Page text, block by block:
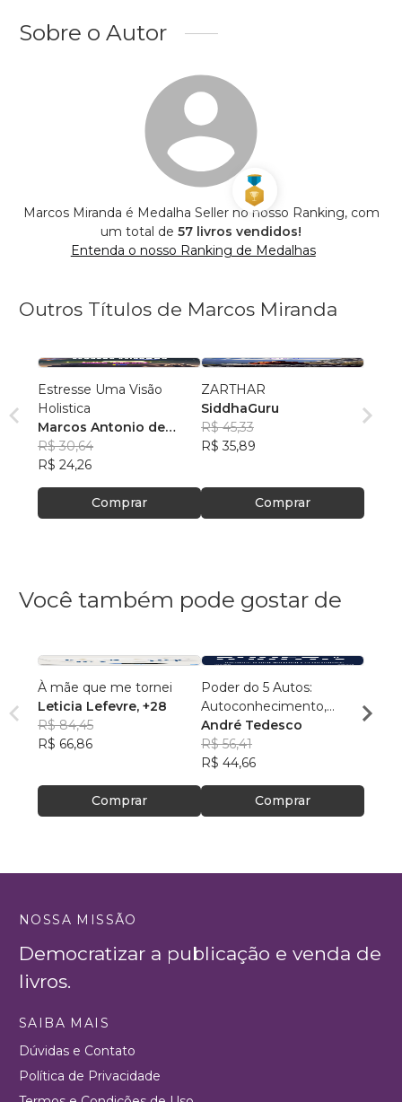
Sobre o Autor
Marcos Miranda é Medalha Seller no nosso Ranking, com
um total de 57 livros vendidos!
Entenda o nosso Ranking de Medalhas
Outros Títulos de Marcos Miranda
Estresse Uma Visão
Holistica
Marcos Antonio de
Miranda
R$ 30,64
R$ 24,26
Comprar
ZARTHAR
SiddhaGuru
R$ 45,33
R$ 35,89
Comprar
Você também pode gostar de
À mãe que me tornei
Leticia Lefevre, +28
R$ 84,45
R$ 66,86
Comprar
Poder do 5 Autos:
Autoconhecimento,
Autocontrole,
Autoestima,
Autoconfiança e
Autoperformance
André Tedesco
R$ 56,41
R$ 44,66
Comprar
R$
NOSSA MISSÃO
Democratizar a publicação e venda de
livros.
SAIBA MAIS
Dúvidas e Contato
Política de Privacidade